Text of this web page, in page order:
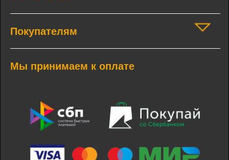
Покупателям
Мы принимаем к оплате